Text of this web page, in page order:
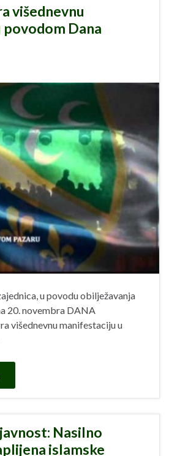
višednevnu
Dana
u povodu obilježavanja
20. novembra DANA
višednevnu manifestaciju u
Nasilno
islamske